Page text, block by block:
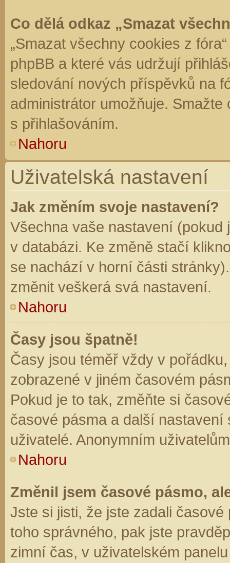
Co dělá odkaz „Smazat
„Smazat všechny cookies z
phpBB a které vás udržují
sledování nových příspěvků na
administrátor umožňuje.
s přihlašováním.
Nahoru
Uživatelská nastavení
Jak změním svoje nastavení?
Všechna vaše nastavení (pokud
v databázi. Ke změně stačí
se nachází v horní části
změnit veškerá svá nastavení.
Nahoru
Časy jsou špatně!
Časy jsou téměř vždy v
zobrazené v jiném časovém
Pokud je to tak, změňte si
časové pásma a další
uživatelé. Anonymním
Nahoru
Změnil jsem časové pásmo,
Jste si jisti, že jste zadali
toho správného, pak jste
zimní čas, v uživatelském